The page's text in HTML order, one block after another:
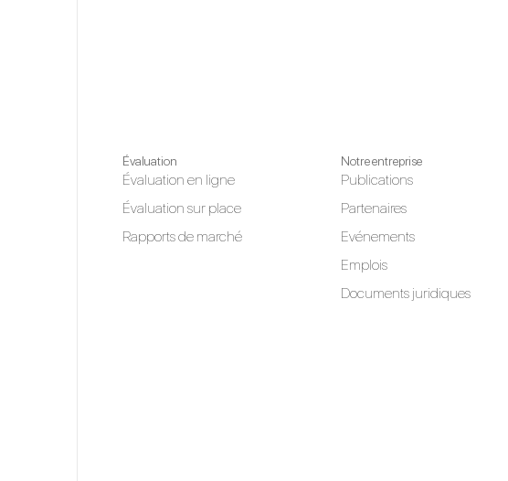
Évaluation
Évaluation en ligne
Évaluation sur place
Rapports de marché
Notre entreprise
Publications
Partenaires
Evénements
Emplois
Documents juridiques